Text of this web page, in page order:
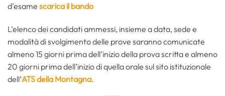
d’esame scarica il bando
L’elenco dei candidati ammessi, insieme a data, sede e
modalità di svolgimento delle prove saranno comunicate
almeno 15 giorni prima dell’inizio della prova scritta e almeno
20 giorni prima dell’inizio di quella orale sul sito istituzionale
dell’ATS della Montagna.